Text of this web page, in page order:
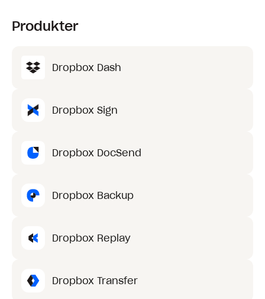
Produkter
Dropbox Dash
Dropbox Sign
Dropbox DocSend
Dropbox Backup
Dropbox Replay
Dropbox Transfer